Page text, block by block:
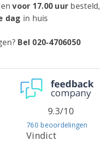
voor 17.00 uur besteld,
dag in huis
Bel 020-4706050
Vindict
760 beoordelingen
9.3/10